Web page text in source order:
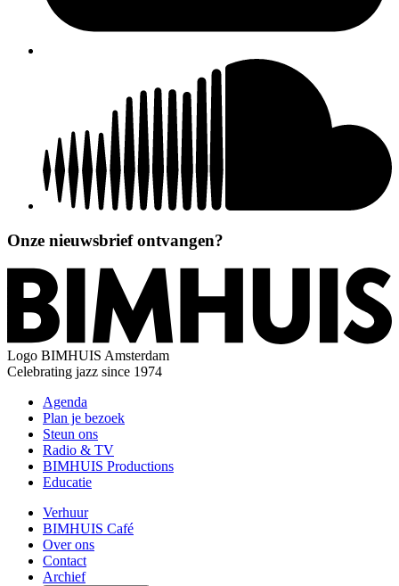
Onze nieuwsbrief ontvangen?
Logo BIMHUIS Amsterdam
Celebrating jazz since 1974
Agenda
Plan je bezoek
Steun ons
Radio & TV
BIMHUIS Productions
Educatie
Verhuur
BIMHUIS Café
Over ons
Contact
Archief